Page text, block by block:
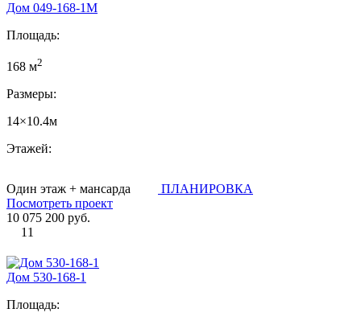
Дом 049-168-1М
Площадь:
168 м2
Размеры:
14×10.4м
Этажей:
Один этаж + мансарда
ПЛАНИРОВКА
Посмотреть проект
10 075 200 руб.
11
Дом 530-168-1
Площадь: